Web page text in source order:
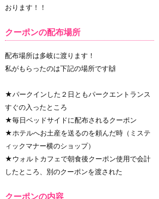
おります！！
クーポンの配布場所
配布場所は多岐に渡ります！
私がもらったのは下記の場所です🙌
★パークインした２日ともパークエントランス
すぐの入ったところ
★毎日ベッドサイドに配布されるクーポン
★ホテルへお土産を送るのを頼んだ時（ミステ
ィックマナー横のショップ）
★ウォルトカフェで朝食後クーポン使用で会計
したところ、別のクーポンを渡された
クーポンの内容